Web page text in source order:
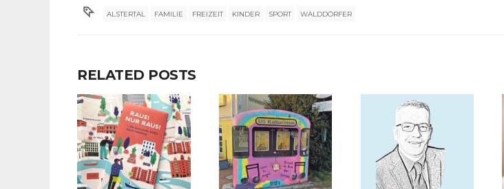
ALSTERTAL FAMILIE FREIZEIT KINDER SPORT WALDDÖRFER
RELATED POSTS